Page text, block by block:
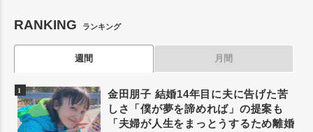
RANKING ランキング
週間 月間
金田朋子 結婚14年目に夫に告げた苦
しさ「僕が夢を諦めれば」の提案も
「夫婦が人生をまっとうするため離婚